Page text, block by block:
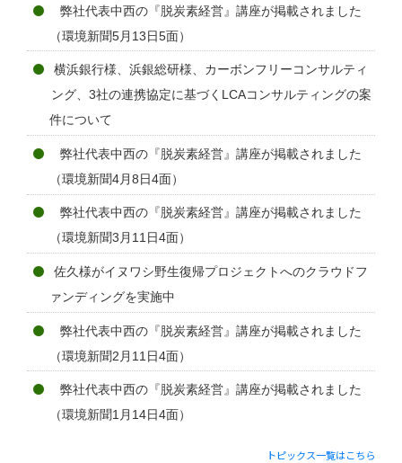
弊社代表中西の『脱炭素経営』講座が掲載されました
（環境新聞5月13日5面）
横浜銀行様、浜銀総研様、カーボンフリーコンサルティ
ング、3社の連携協定に基づくLCAコンサルティングの案
件について
弊社代表中西の『脱炭素経営』講座が掲載されました
（環境新聞4月8日4面）
弊社代表中西の『脱炭素経営』講座が掲載されました
（環境新聞3月11日4面）
佐久様がイヌワシ野生復帰プロジェクトへのクラウドフ
ァンディングを実施中
弊社代表中西の『脱炭素経営』講座が掲載されました
（環境新聞2月11日4面）
弊社代表中西の『脱炭素経営』講座が掲載されました
（環境新聞1月14日4面）
トピックス一覧はこちら